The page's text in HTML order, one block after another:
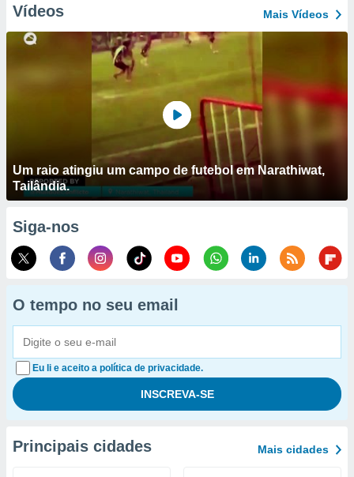
Vídeos Mais Vídeos
Um raio atingiu um campo de futebol em Narathiwat,
Tailândia.
Siga-nos
O tempo no seu email
Eu li e aceito a política de privacidade.
Principais cidades Mais cidades